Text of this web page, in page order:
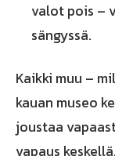
valot pois –
sängyssä.
Kaikki muu –
kauan museo
joustaa
vapaus keskellä.